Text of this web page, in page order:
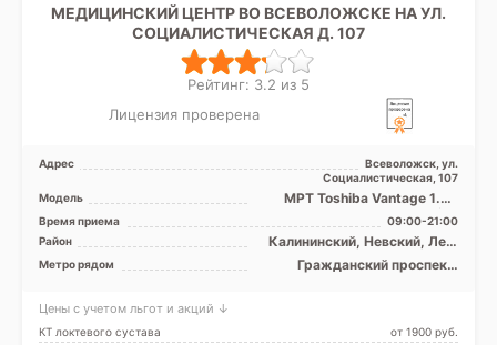
МЕДИЦИНСКИЙ ЦЕНТР ВО ВСЕВОЛОЖСКЕ НА УЛ.
СОЦИАЛИСТИЧЕСКАЯ Д. 107
Рейтинг: 3.2 из 5
Лицензия проверена
Адрес
Всеволожск, ул.
Социалистическая, 107
Модель
МРТ Toshiba Vantage 1.5T
закрытого типа, КТ Toshiba
Alexion 16 срезов
Время приема
09:00-21:00
Район
Калининский, Невский, Лен.
Метро рядом
Гражданский проспект,
Цены с учетом льгот и акций ↓
КТ локтевого сустава от 1900 pуб.